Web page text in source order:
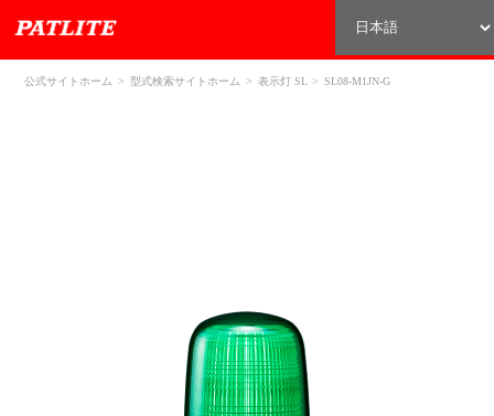
公式サイトホーム 型式検索サイトホーム 表示灯 SL SL08-M1JN-G